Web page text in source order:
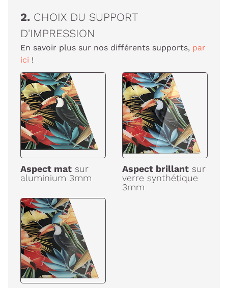
2. CHOIX DU SUPPORT
D'IMPRESSION
En savoir plus sur nos différents supports, par
ici !
Aspect mat sur
aluminium 3mm
Aspect brillant sur
verre synthétique
3mm